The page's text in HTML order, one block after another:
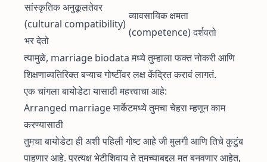
सांस्कृतिक अनुकूलतेवर
(cultural compatibility)
भर देतो
व्यावसायिक क्षमता
(competence) दर्शवतो
त्यामुळे, marriage biodata मध्ये तुम्हाला फक्त नोकरी आणि
शिक्षणाव्यतिरिक्त बऱ्याच गोष्टींवर लक्ष केंद्रित करावं लागतं.
एक चांगला बायोडेटा यासाठी महत्त्वाचा आहे:
Arranged marriage मार्केटमध्ये तुमचा चेहरा म्हणून काम
करण्यासाठी
तुमचा बायोडेटा ही अशी पहिली गोष्ट आहे जी मुलगी आणि तिचे कुटुंब
पाहणार आहे. प्रत्यक्ष भेटीशिवाय ते तुमच्याबद्दल मत बनवणार आहेत,